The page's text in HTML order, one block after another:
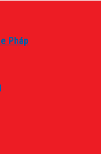
Pháp